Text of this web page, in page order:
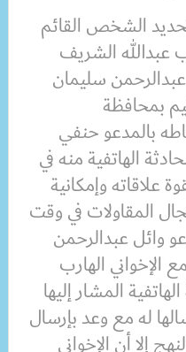
الشخص القائم
عبدالله الشريف
سليمان
بمحافظة
بالمدعو حنفي
الهاتفية منه في
علاقاته وإمكانية
المقاولات في وقت
وائل عبدالرحمن
الإخواني الهارب
المشار إليها
له مع وعد بإرسال
إلا أن الإخواني